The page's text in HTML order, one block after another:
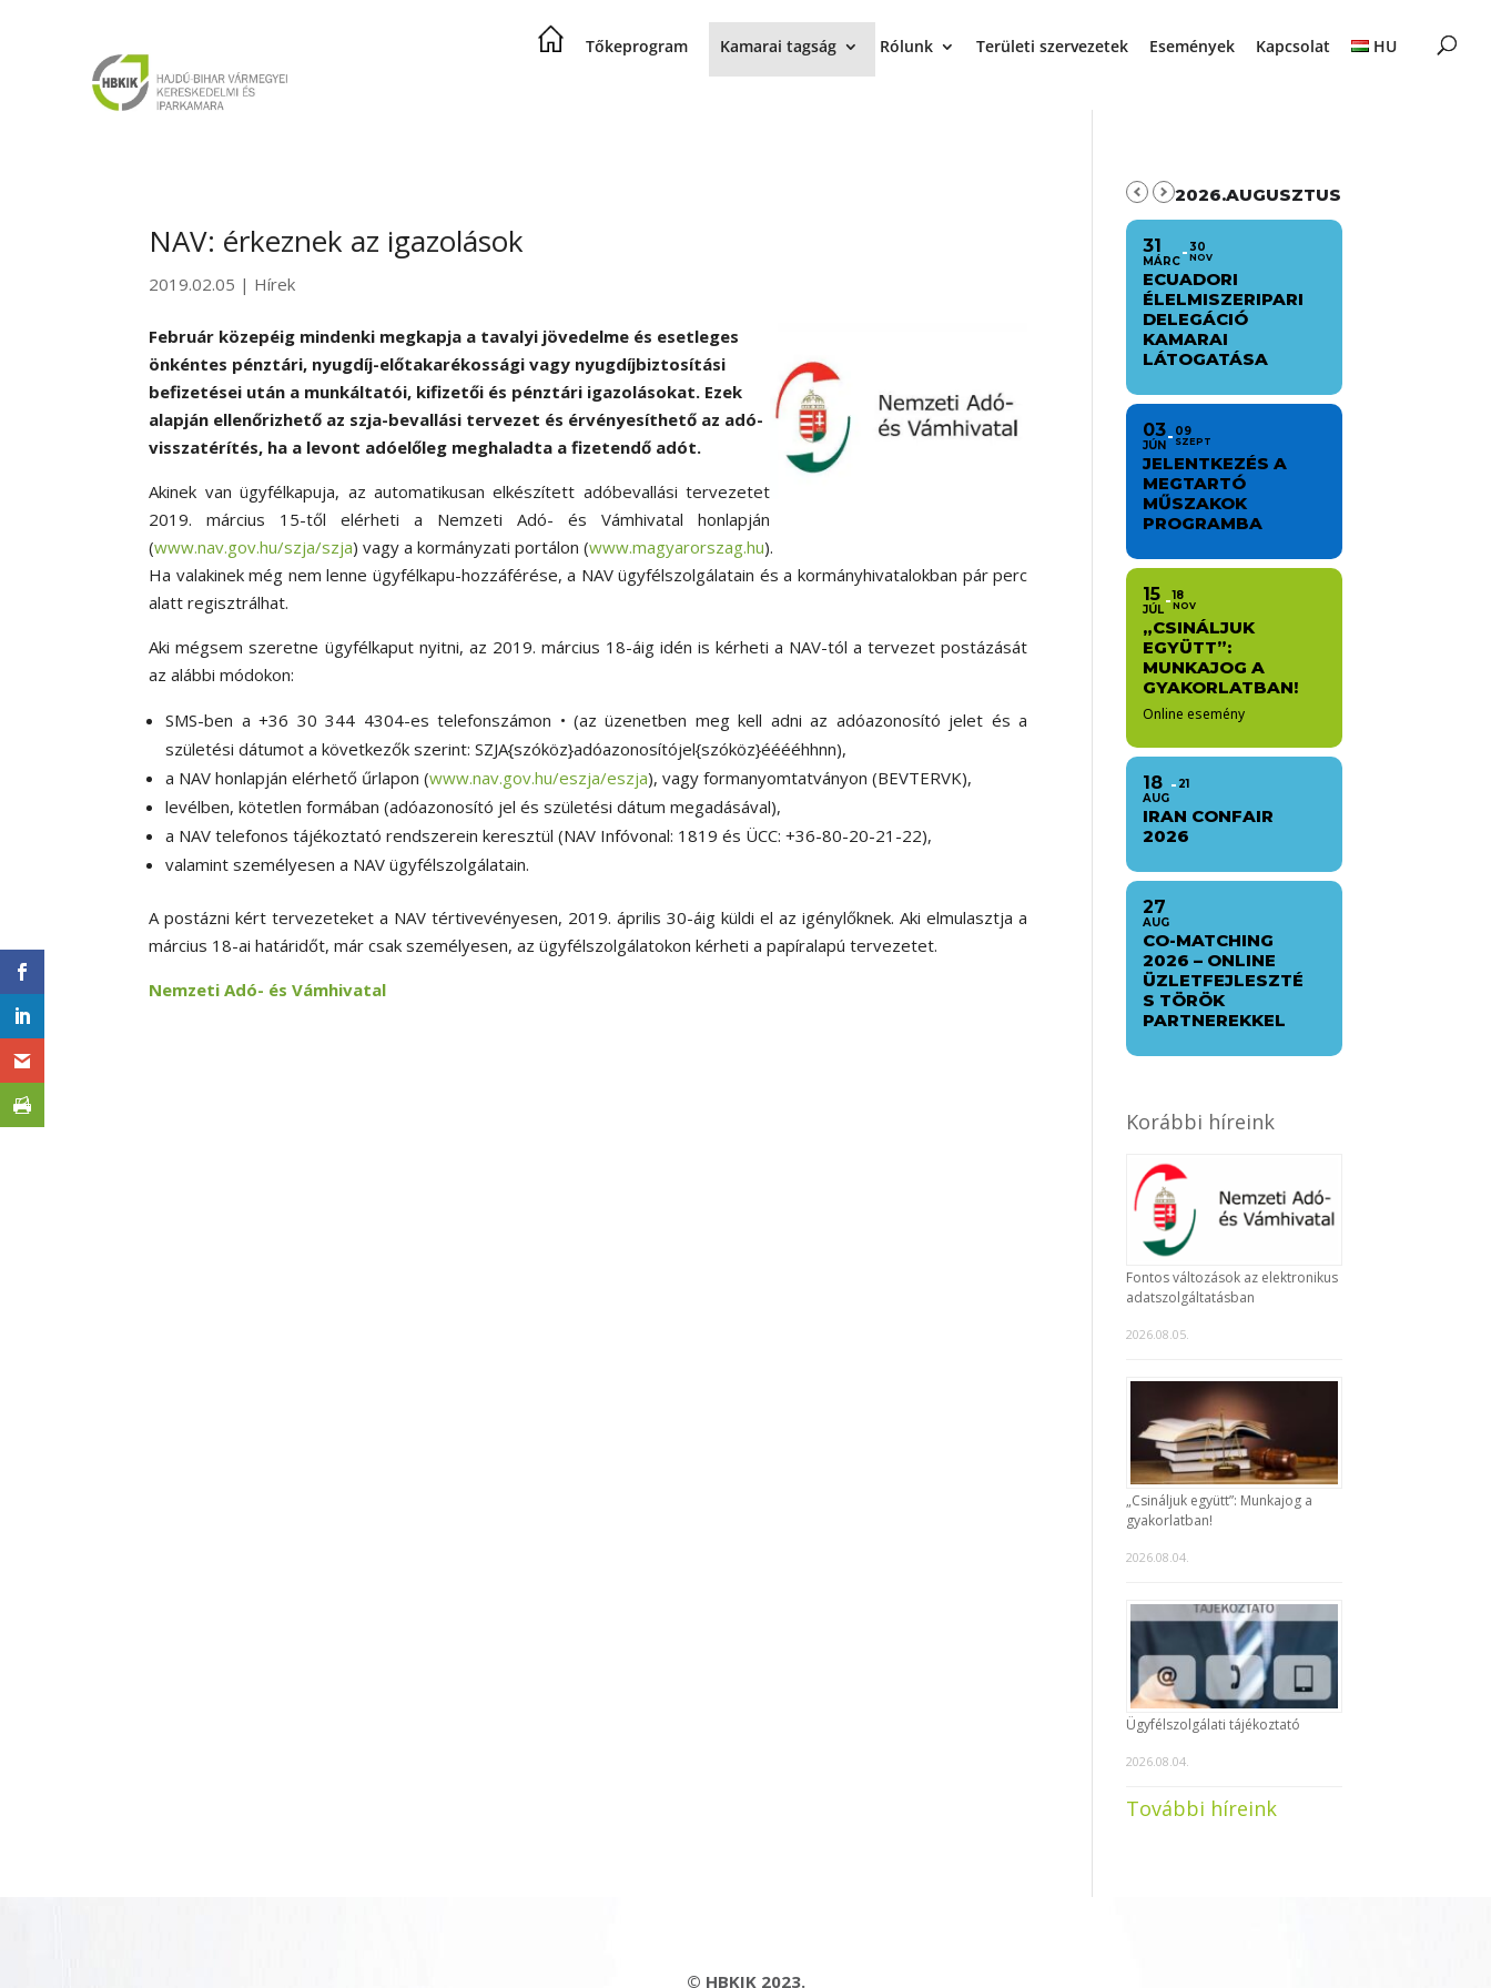
Tőkeprogram Kamarai tagság Rólunk Területi szervezetek Események Kapcsolat HU
NAV: érkeznek az igazolások
2019.02.05 | Hírek
Február közepéig mindenki megkapja a tavalyi jövedelme és esetleges
önkéntes pénztári, nyugdíj-előtakarékossági vagy nyugdíjbiztosítási
befizetései után a munkáltatói, kifizetői és pénztári igazolásokat. Ezek
alapján ellenőrizhető az szja-bevallási tervezet és érvényesíthető az adó-
visszatérítés, ha a levont adóelőleg meghaladta a fizetendő adót.
Akinek van ügyfélkapuja, az automatikusan elkészített adóbevallási tervezetet
2019. március 15-től elérheti a Nemzeti Adó- és Vámhivatal honlapján
(www.nav.gov.hu/szja/szja) vagy a kormányzati portálon (www.magyarorszag.hu).
Ha valakinek még nem lenne ügyfélkapu-hozzáférése, a NAV ügyfélszolgálatain és a kormányhivatalokban pár perc
alatt regisztrálhat.
Aki mégsem szeretne ügyfélkaput nyitni, az 2019. március 18-áig idén is kérheti a NAV-tól a tervezet postázását
az alábbi módokon:
SMS-ben a +36 30 344 4304-es telefonszámon • (az üzenetben meg kell adni az adóazonosító jelet és a
születési dátumot a következők szerint: SZJA{szóköz}adóazonosítójel{szóköz}ééééhhnn),
a NAV honlapján elérhető űrlapon (www.nav.gov.hu/eszja/eszja), vagy formanyomtatványon (BEVTERVK),
levélben, kötetlen formában (adóazonosító jel és születési dátum megadásával),
a NAV telefonos tájékoztató rendszerein keresztül (NAV Infóvonal: 1819 és ÜCC: +36-80-20-21-22),
valamint személyesen a NAV ügyfélszolgálatain.
A postázni kért tervezeteket a NAV tértivevényesen, 2019. április 30-áig küldi el az igénylőknek. Aki elmulasztja a
március 18-ai határidőt, már csak személyesen, az ügyfélszolgálatokon kérheti a papíralapú tervezetet.
Nemzeti Adó- és Vámhivatal
2026.AUGUSZTUS
31
MÁRC
30
NOV
ECUADORI
ÉLELMISZERIPARI
DELEGÁCIÓ
KAMARAI
LÁTOGATÁSA
03
JÚN
09
SZEPT
JELENTKEZÉS A
MEGTARTÓ
MŰSZAKOK
PROGRAMBA
15
JÚL
18
NOV
„CSINÁLJUK
EGYÜTT”:
MUNKAJOG A
GYAKORLATBAN!
Online esemény
18
AUG
21
IRAN CONFAIR
2026
27
AUG
CO-MATCHING
2026 – ONLINE
ÜZLETFEJLESZTÉ
S TÖRÖK
PARTNEREKKEL
Korábbi híreink
Fontos változások az elektronikus
adatszolgáltatásban
2026.08.05.
„Csináljuk együtt”: Munkajog a
gyakorlatban!
2026.08.04.
Ügyfélszolgálati tájékoztató
2026.08.04.
További híreink
© HBKIK 2023.